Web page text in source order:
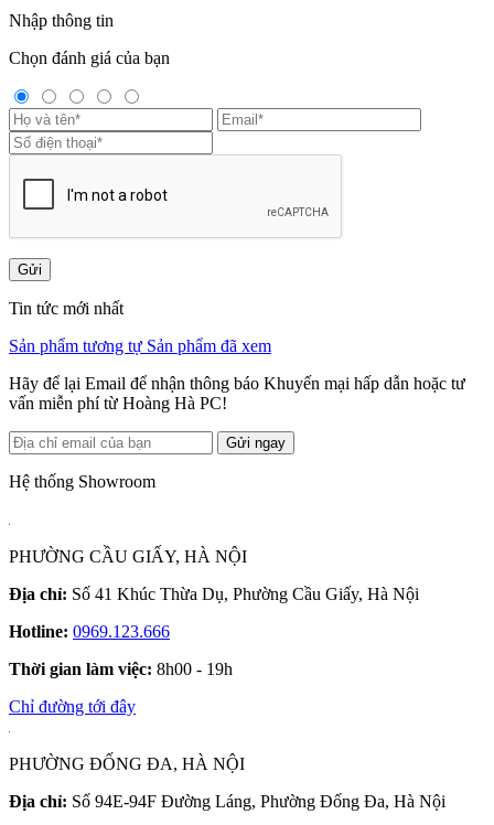
Nhập thông tin
Chọn đánh giá của bạn
Gửi
Tin tức mới nhất
Sản phẩm tương tự Sản phẩm đã xem
Hãy để lại Email để nhận thông báo Khuyến mại hấp dẫn hoặc tư
vấn miễn phí từ Hoàng Hà PC!
Gửi ngay
Hệ thống Showroom
PHƯỜNG CẦU GIẤY, HÀ NỘI
Địa chỉ: Số 41 Khúc Thừa Dụ, Phường Cầu Giấy, Hà Nội
Hotline: 0969.123.666
Thời gian làm việc: 8h00 - 19h
Chỉ đường tới đây
PHƯỜNG ĐỐNG ĐA, HÀ NỘI
Địa chỉ: Số 94E-94F Đường Láng, Phường Đống Đa, Hà Nội